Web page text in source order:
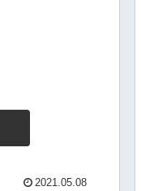
2021.05.08